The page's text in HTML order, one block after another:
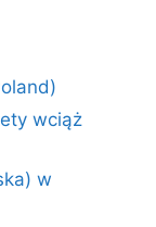
wciąż
w